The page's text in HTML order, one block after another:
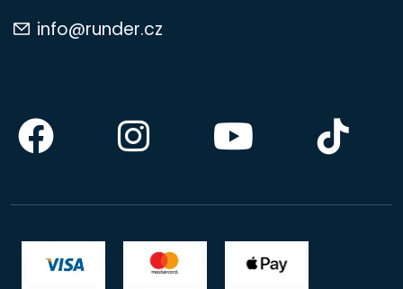
info@runder.cz